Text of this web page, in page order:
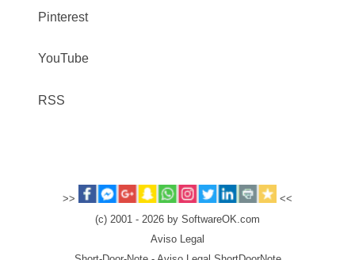
Pinterest
YouTube
RSS
>>
<<
(c) 2001 - 2026 by SoftwareOK.com
Aviso Legal